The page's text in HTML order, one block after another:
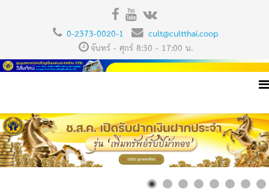
0-2373-0020-1
cult@cultthai.coop
จันทร์ - ศุกร์ 8:30 - 17:00 น.